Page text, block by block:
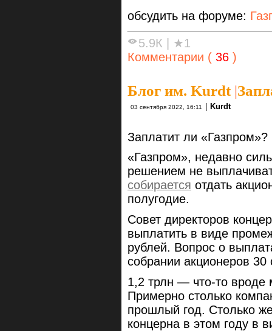
обсудить на форуме:
5.9К
★1
Комментарии ( 36 )
Блог им. Kurdt|
03 сентября 2022, 16:11 Kurdt
Заплатит ли «Газпром»?
«Газпром», недавно
решением не
собирается отдать
полугодие.
Совет директоров
выплатить в виде
рублей. Вопрос о
собрании акционеров
1,2 трлн — что-то вроде
Примерно столько
прошлый год. Столько
концерна в этом году